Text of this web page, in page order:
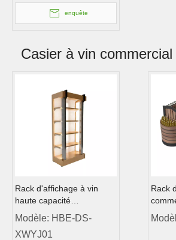
enquête
Casier à vin commercial
Rack d'affichage à vin
haute capacité
commerciale
Modèle: HBE-DS-
XWYJ01
Rack
bois